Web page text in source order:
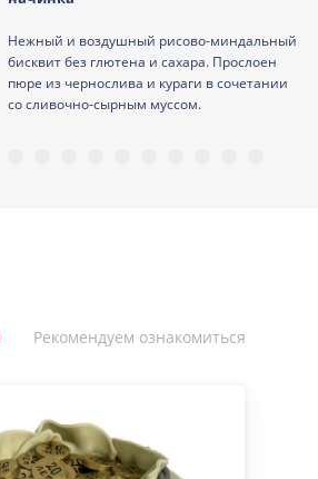
Нежный и воздушный рисово-миндальный
бисквит без глютена и сахара. Прослоен
пюре из чернослива и кураги в сочетании
со сливочно-сырным муссом.
Рекомендуем ознакомиться